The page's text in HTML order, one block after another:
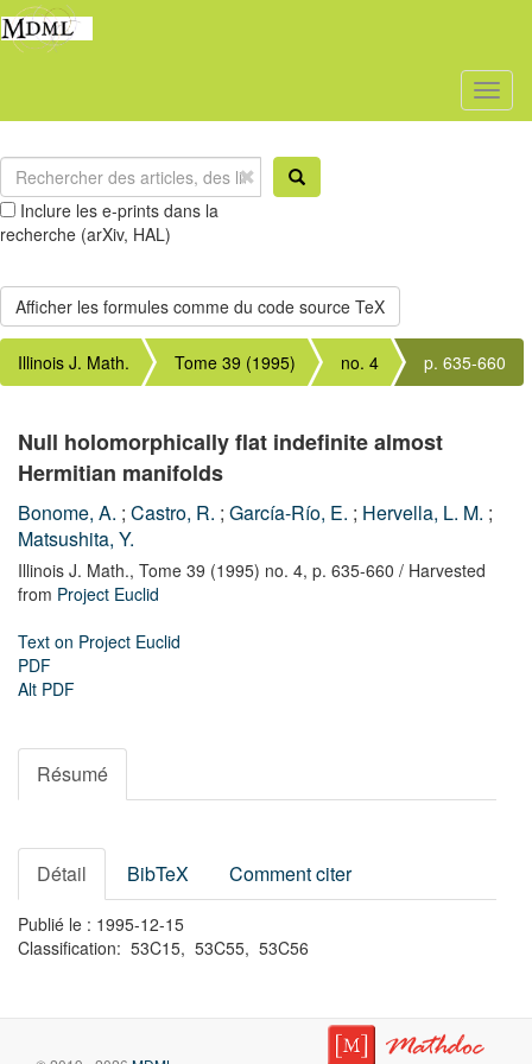
Inclure les e-prints dans la
recherche (arXiv, HAL)
Illinois J. Math. Tome 39 (1995) no. 4 p. 635-660
Null holomorphically flat indefinite almost
Hermitian manifolds
Bonome, A. ; Castro, R. ; García-Río, E. ; Hervella, L. M. ;
Matsushita, Y.
Illinois J. Math., Tome 39 (1995) no. 4, p. 635-660 / Harvested
from Project Euclid
Text on Project Euclid
PDF
Alt PDF
Résumé
Détail BibTeX Comment citer
Publié le : 1995-12-15
Classification: 53C15, 53C55, 53C56